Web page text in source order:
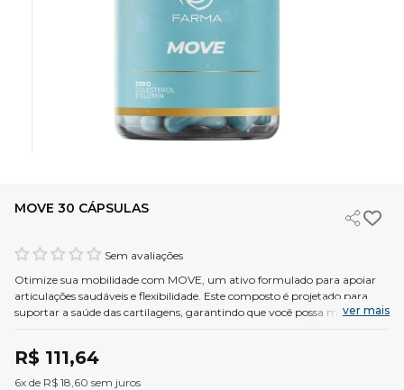
MOVE 30 CÁPSULAS
Sem avaliações
Otimize sua mobilidade com MOVE, um ativo formulado para apoiar
articulações saudáveis e flexibilidade. Este composto é projetado para
suportar a saúde das cartilagens, garantindo que você possa manter seu
ver mais
R$ 111,64
6x de R$ 18,60 sem juros